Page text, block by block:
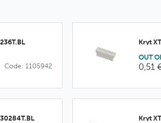
Code: 1105942
Kryt
OUT
0,51
Kryt